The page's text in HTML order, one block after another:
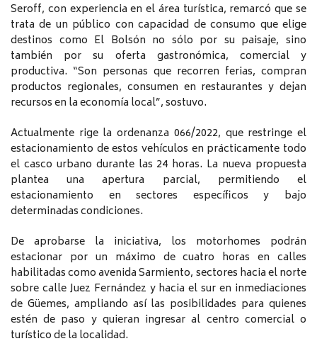
Seroff, con experiencia en el área turística, remarcó que se
trata de un público con capacidad de consumo que elige
destinos como El Bolsón no sólo por su paisaje, sino
también por su oferta gastronómica, comercial y
productiva. “Son personas que recorren ferias, compran
productos regionales, consumen en restaurantes y dejan
recursos en la economía local”, sostuvo.
Actualmente rige la ordenanza 066/2022, que restringe el
estacionamiento de estos vehículos en prácticamente todo
el casco urbano durante las 24 horas. La nueva propuesta
plantea una apertura parcial, permitiendo el
estacionamiento en sectores específicos y bajo
determinadas condiciones.
De aprobarse la iniciativa, los motorhomes podrán
estacionar por un máximo de cuatro horas en calles
habilitadas como avenida Sarmiento, sectores hacia el norte
sobre calle Juez Fernández y hacia el sur en inmediaciones
de Güemes, ampliando así las posibilidades para quienes
estén de paso y quieran ingresar al centro comercial o
turístico de la localidad.